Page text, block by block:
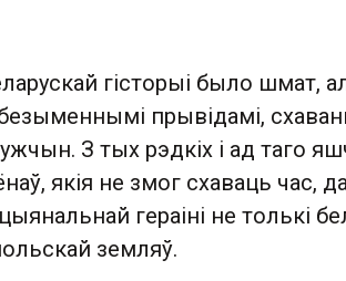
гісторыі было шмат,
безыменнымі прывідамі,
З тых рэдкіх і ад таго
якія не змог схаваць час,
гераіні не толькі
земляў.